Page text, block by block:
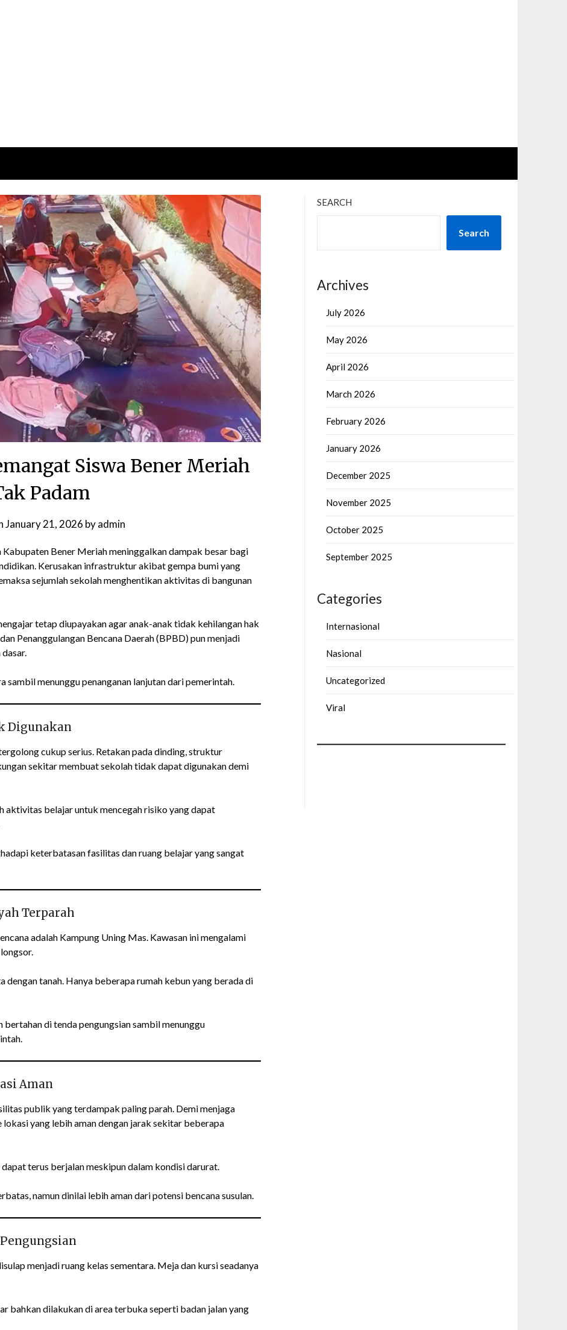
Siswa Bener Meriah
Padam
January 21, 2026 byadmin
Kabupaten Bener Meriah meninggalkan dampak besar bagi
Kerusakan infrastruktur akibat gempa bumi yang
sejumlah sekolah menghentikan aktivitas di bangunan
tetap diupayakan agar anak-anak tidak kehilangan hak
Penanggulangan Bencana Daerah (BPBD) pun menjadi
sambil menunggu penanganan lanjutan dari pemerintah.
Digunakan
cukup serius. Retakan pada dinding, struktur
sekitar membuat sekolah tidak dapat digunakan demi
aktivitas belajar untuk mencegah risiko yang dapat
keterbatasan fasilitas dan ruang belajar yang sangat
Terparah
adalah Kampung Uning Mas. Kawasan ini mengalami
tanah. Hanya beberapa rumah kebun yang berada di
di tenda pengungsian sambil menunggu
Aman
publik yang terdampak paling parah. Demi menjaga
yang lebih aman dengan jarak sekitar beberapa
terus berjalan meskipun dalam kondisi darurat.
namun dinilai lebih aman dari potensi bencana susulan.
menjadi ruang kelas sementara. Meja dan kursi seadanya
bahkan dilakukan di area terbuka seperti badan jalan yang
SEARCH
Search
Archives
July 2026
May 2026
April 2026
March 2026
February 2026
January 2026
December 2025
November 2025
October 2025
September 2025
Categories
Internasional
Nasional
Uncategorized
Viral